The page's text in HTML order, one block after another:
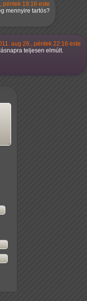
péntek 19:16 este
mennyire tartós?
aug 26., péntek 22:16 este
teljesen elmúlt.